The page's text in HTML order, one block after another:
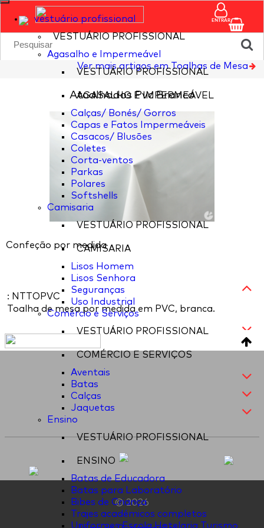
vestuário profissional
VESTUÁRIO PROFISSIONAL
Agasalho e Impermeável
VESTUÁRIO PROFISSIONAL
AGASALHO E IMPERMEÁVEL
Calças/ Bonés/ Gorros
Capas e Fatos Impermeáveis
Casacos/ Blusões
Coletes
Corta-ventos
Parkas
Polares
Softshells
Camisaria
VESTUÁRIO PROFISSIONAL
CAMISARIA
Lisos Homem
Lisos Senhora
Seguranças
Uso Industrial
Comércio e Serviços
VESTUÁRIO PROFISSIONAL
COMÉRCIO E SERVIÇOS
Aventais
Batas
Calças
Jaquetas
Ensino
VESTUÁRIO PROFISSIONAL
ENSINO
Batas de Educadora
Batas para Laboratório
Bibes de Criança
Trajes académicos completos
Uniformes Escola Hotelaria Turismo
ENTRAR
Ver mais artigos em Toalhas de Mesa
Atoalhados Pvc Branco
Confeção por medida
: NTTOPVC
Toalha de mesa por medida em PVC, branca.
© 2026